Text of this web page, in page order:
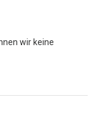
wir keine